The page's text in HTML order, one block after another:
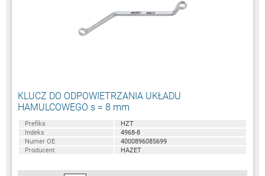
KLUCZ DO ODPOWIETRZANIA UKŁADU
HAMULCOWEGO s = 8 mm
Prefiks
HZT
Indeks
4968-8
Numer OE
4000896085699
Producent
HAZET